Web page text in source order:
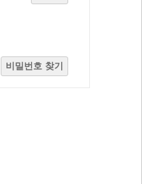
비밀번호 찾기